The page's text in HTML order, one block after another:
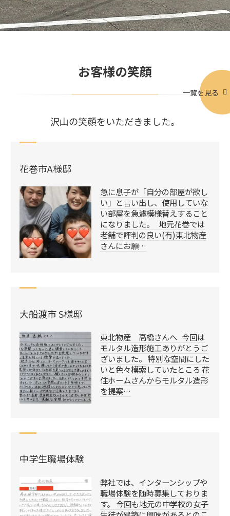
お客様の笑顔
沢山の笑顔をいただきました。
一覧を見る
花巻市A様邸
急に息子が「自分の部屋が欲し
い」と言い出し、使用していな
い部屋を急遽模様替えすること
になりました。 地元花巻では
老舗で評判の良い(有)東北物産
さんにお願…
大船渡市 S様邸
東北物産 高橋さんへ 今回は
モルタル造形施工ありがとうご
ざいました。 特別な空間にした
いと色々模索していたところ 花
住ホームさんからモルタル造形
を提案…
中学生職場体験
弊社では、インターンシップや
職場体験を随時募集しておりま
す。 今回も地元の中学校の女子